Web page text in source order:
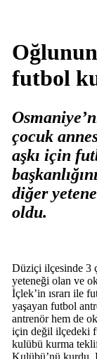
futbol
çocuk
aşkı için
diğer
oldu.
Düziçi ilçesinde 3
yeteneği olan ve
İçlek’in ısrarı ile
yaşayan futbol
antrenör hem de
için değil ilçedeki
kulübü kurma